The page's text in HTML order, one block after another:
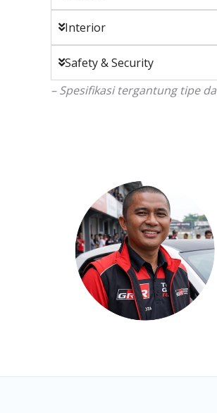
Interior
Safety & Security
– Spesifikasi tergantung tipe